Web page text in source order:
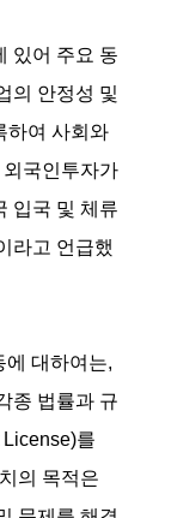
있어 주요 동
의 안정성 및
하여 사회와
국인투자가
입국 및 체류
라고 언급했
에 대하여는,
종 법률과 규
를
의 목적은